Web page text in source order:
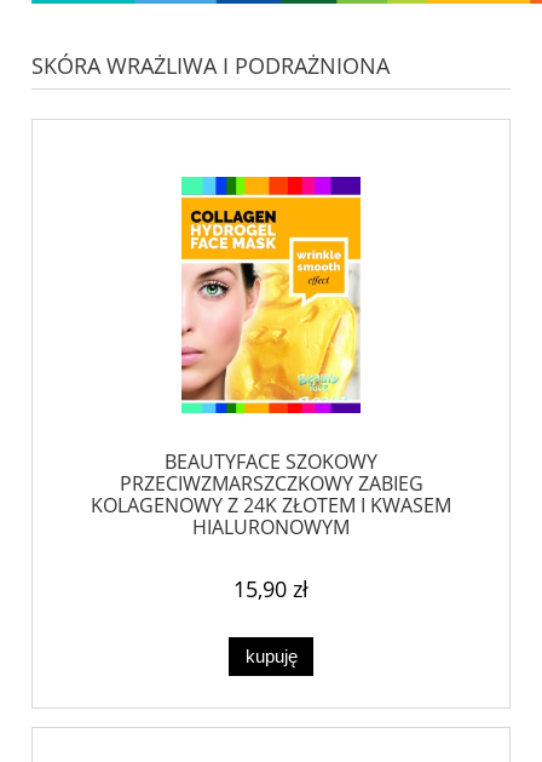
SKÓRA WRAŻLIWA I PODRAŻNIONA
BEAUTYFACE SZOKOWY
PRZECIWZMARSZCZKOWY ZABIEG
KOLAGENOWY Z 24K ZŁOTEM I KWASEM
HIALURONOWYM
15,90 zł
kupuję